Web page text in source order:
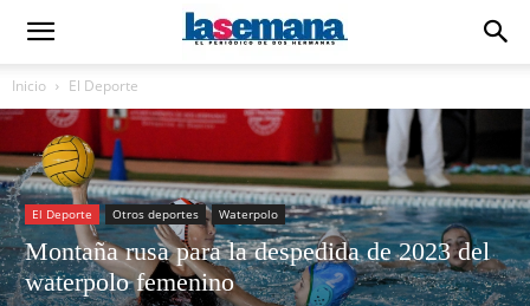
Inicio El Deporte
El Deporte Otros deportes Waterpolo
Montaña rusa para la despedida de 2023 del
waterpolo femenino